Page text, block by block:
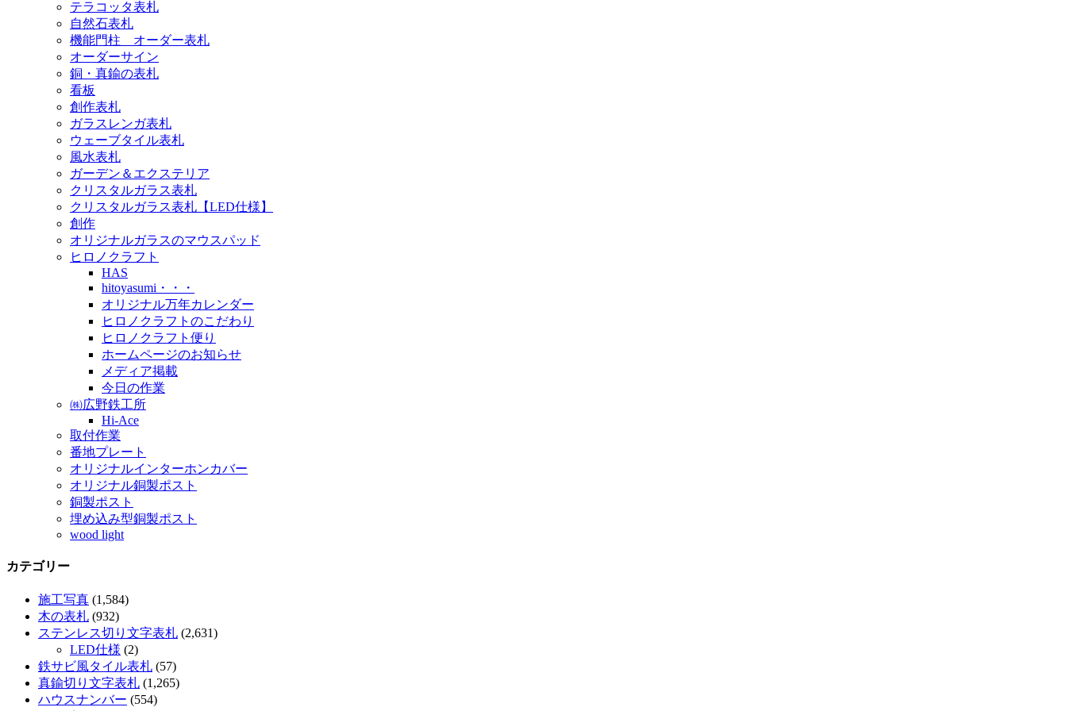
テラコッタ表札
自然石表札
機能門柱 オーダー表札
オーダーサイン
銅・真鍮の表札
看板
創作表札
ガラスレンガ表札
ウェーブタイル表札
風水表札
ガーデン＆エクステリア
クリスタルガラス表札
クリスタルガラス表札【LED仕様】
創作
オリジナルガラスのマウスパッド
ヒロノクラフト
HAS
hitoyasumi・・・
オリジナル万年カレンダー
ヒロノクラフトのこだわり
ヒロノクラフト便り
ホームページのお知らせ
メディア掲載
今日の作業
㈱広野鉄工所
Hi-Ace
取付作業
番地プレート
オリジナルインターホンカバー
オリジナル銅製ポスト
銅製ポスト
埋め込み型銅製ポスト
wood light
カテゴリー
施工写真 (1,584)
木の表札 (932)
ステンレス切り文字表札 (2,631)
LED仕様 (2)
鉄サビ風タイル表札 (57)
真鍮切り文字表札 (1,265)
ハウスナンバー (554)